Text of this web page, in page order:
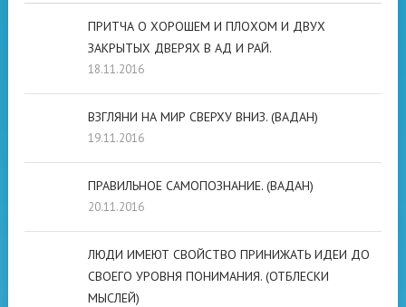
ПРИТЧА О ХОРОШЕМ И ПЛОХОМ И ДВУХ
ЗАКРЫТЫХ ДВЕРЯХ В АД И РАЙ.
18.11.2016
ВЗГЛЯНИ НА МИР СВЕРХУ ВНИЗ. (ВАДАН)
19.11.2016
ПРАВИЛЬНОЕ САМОПОЗНАНИЕ. (ВАДАН)
20.11.2016
ЛЮДИ ИМЕЮТ СВОЙСТВО ПРИНИЖАТЬ ИДЕИ ДО
СВОЕГО УРОВНЯ ПОНИМАНИЯ. (ОТБЛЕСКИ
МЫСЛЕЙ)